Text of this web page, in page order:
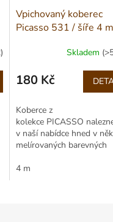
Vpichovaný koberec
Picasso 531 / šíře 4 m
Skladem
180 Kč
Koberce z
kolekce PICASSO
v naší nabídce hned v
melírovaných barevných
tvořen polypropylenovým...
4 m